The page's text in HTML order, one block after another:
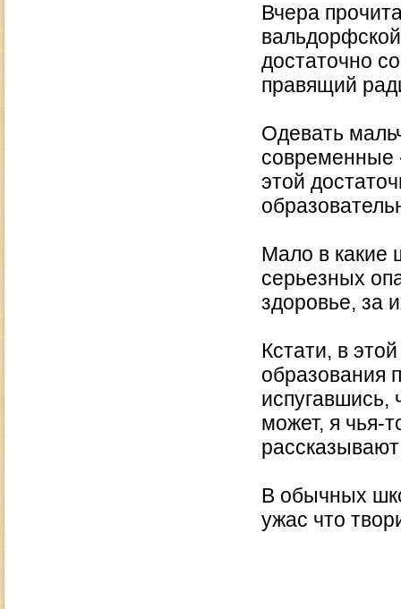
Вчера
достаточно
правящий
Одевать
современные
этой
Мало в какие
серьезных
здоровье, за
Кстати, в
образования
испугавшись,
может, я чья-
В обычных
ужас что